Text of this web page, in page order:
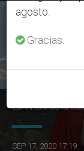
ÚLTIMAS
La virtud de la
SEP 17, 2020 17:19
agosto.
Gracias.